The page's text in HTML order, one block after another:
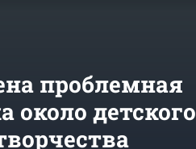
проблемная
около детского